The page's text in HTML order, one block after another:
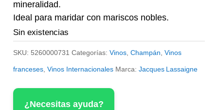
mineralidad.
Ideal para maridar con mariscos nobles.
Sin existencias
SKU: 5260000731 Categorías:Vinos,Champán,Vinos
franceses,Vinos Internacionales Marca:Jacques Lassaigne
¿Necesitas ayuda?